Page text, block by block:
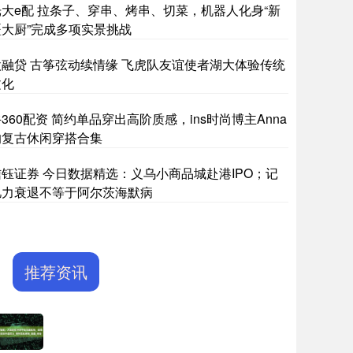
e配 拉条子、穿串、烤串、切菜，机器人化身“新
厨”完成多项实景挑战
贷 古筝弦动续情缘 飞虎队友谊使者湖大体验传统
配资 简约单品穿出高阶质感，ins时尚博主Anna
古休闲穿搭合集
证券 今日数据精选：义乌小商品城赴港IPO；记
衰退不等于阿尔茨海默病
推荐资讯